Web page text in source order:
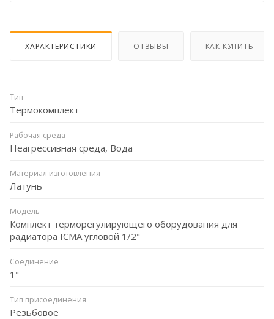
ХАРАКТЕРИСТИКИ ОТЗЫВЫ КАК КУПИТЬ
Тип
Термокомплект
Рабочая среда
Неагрессивная среда, Вода
Материал изготовления
Латунь
Модель
Комплект терморегулирующего оборудования для
радиатора ICMA угловой 1/2"
Соединение
1"
Тип присоединения
Резьбовое